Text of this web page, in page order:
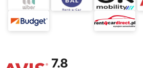
7.8